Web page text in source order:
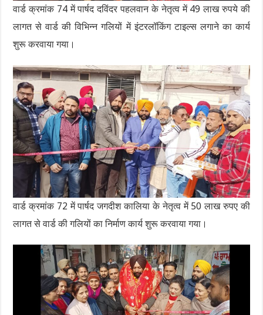
वार्ड क्रमांक 74 में पार्षद दविंदर पहलवान के नेतृत्व में 49 लाख रुपये की
लागत से वार्ड की विभिन्न गलियों में इंटरलॉकिंग टाइल्स लगाने का कार्य
शुरू करवाया गया।
वार्ड क्रमांक 72 में पार्षद जगदीश कालिया के नेतृत्व में 50 लाख रुपए की
लागत से वार्ड की गलियों का निर्माण कार्य शुरू करवाया गया।